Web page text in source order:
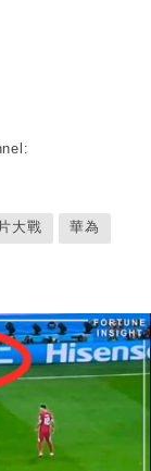
大戰 華為